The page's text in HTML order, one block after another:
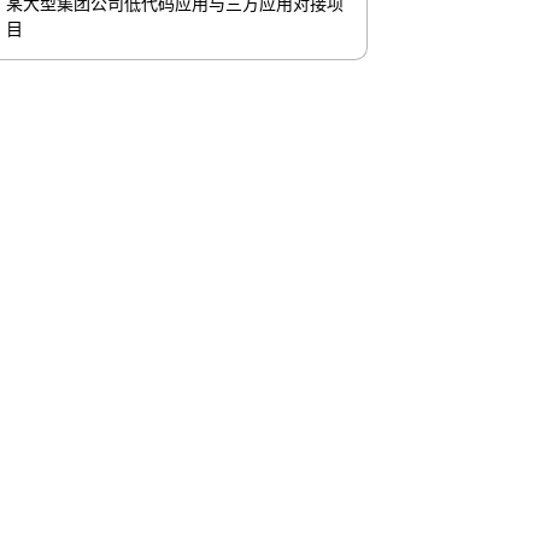
某大型集团公司低代码应用与三方应用对接项
目